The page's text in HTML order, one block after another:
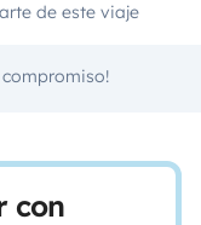
de este viaje
con